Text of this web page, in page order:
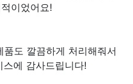
이었어요!
도 깔끔하게 처리해줘서
에 감사드립니다!